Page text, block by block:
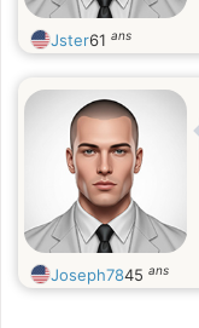
Jster61 ans
Joseph7845 ans